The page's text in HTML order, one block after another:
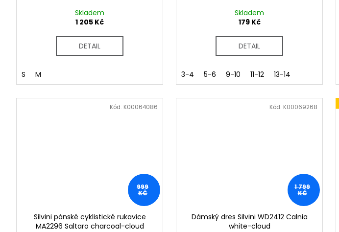
Skladem
1 205 Kč
DETAIL
S M
Skladem
179 Kč
DETAIL
3-4 5-6 9-10 11-12 13-14
999
KČ
Silvini pánské cyklistické rukavice
MA2296 Saltaro charcoal-cloud
Kód: K00064086
1 799
KČ
Dámský dres Silvini WD2412 Calnia
white-cloud
Kód: K00069268